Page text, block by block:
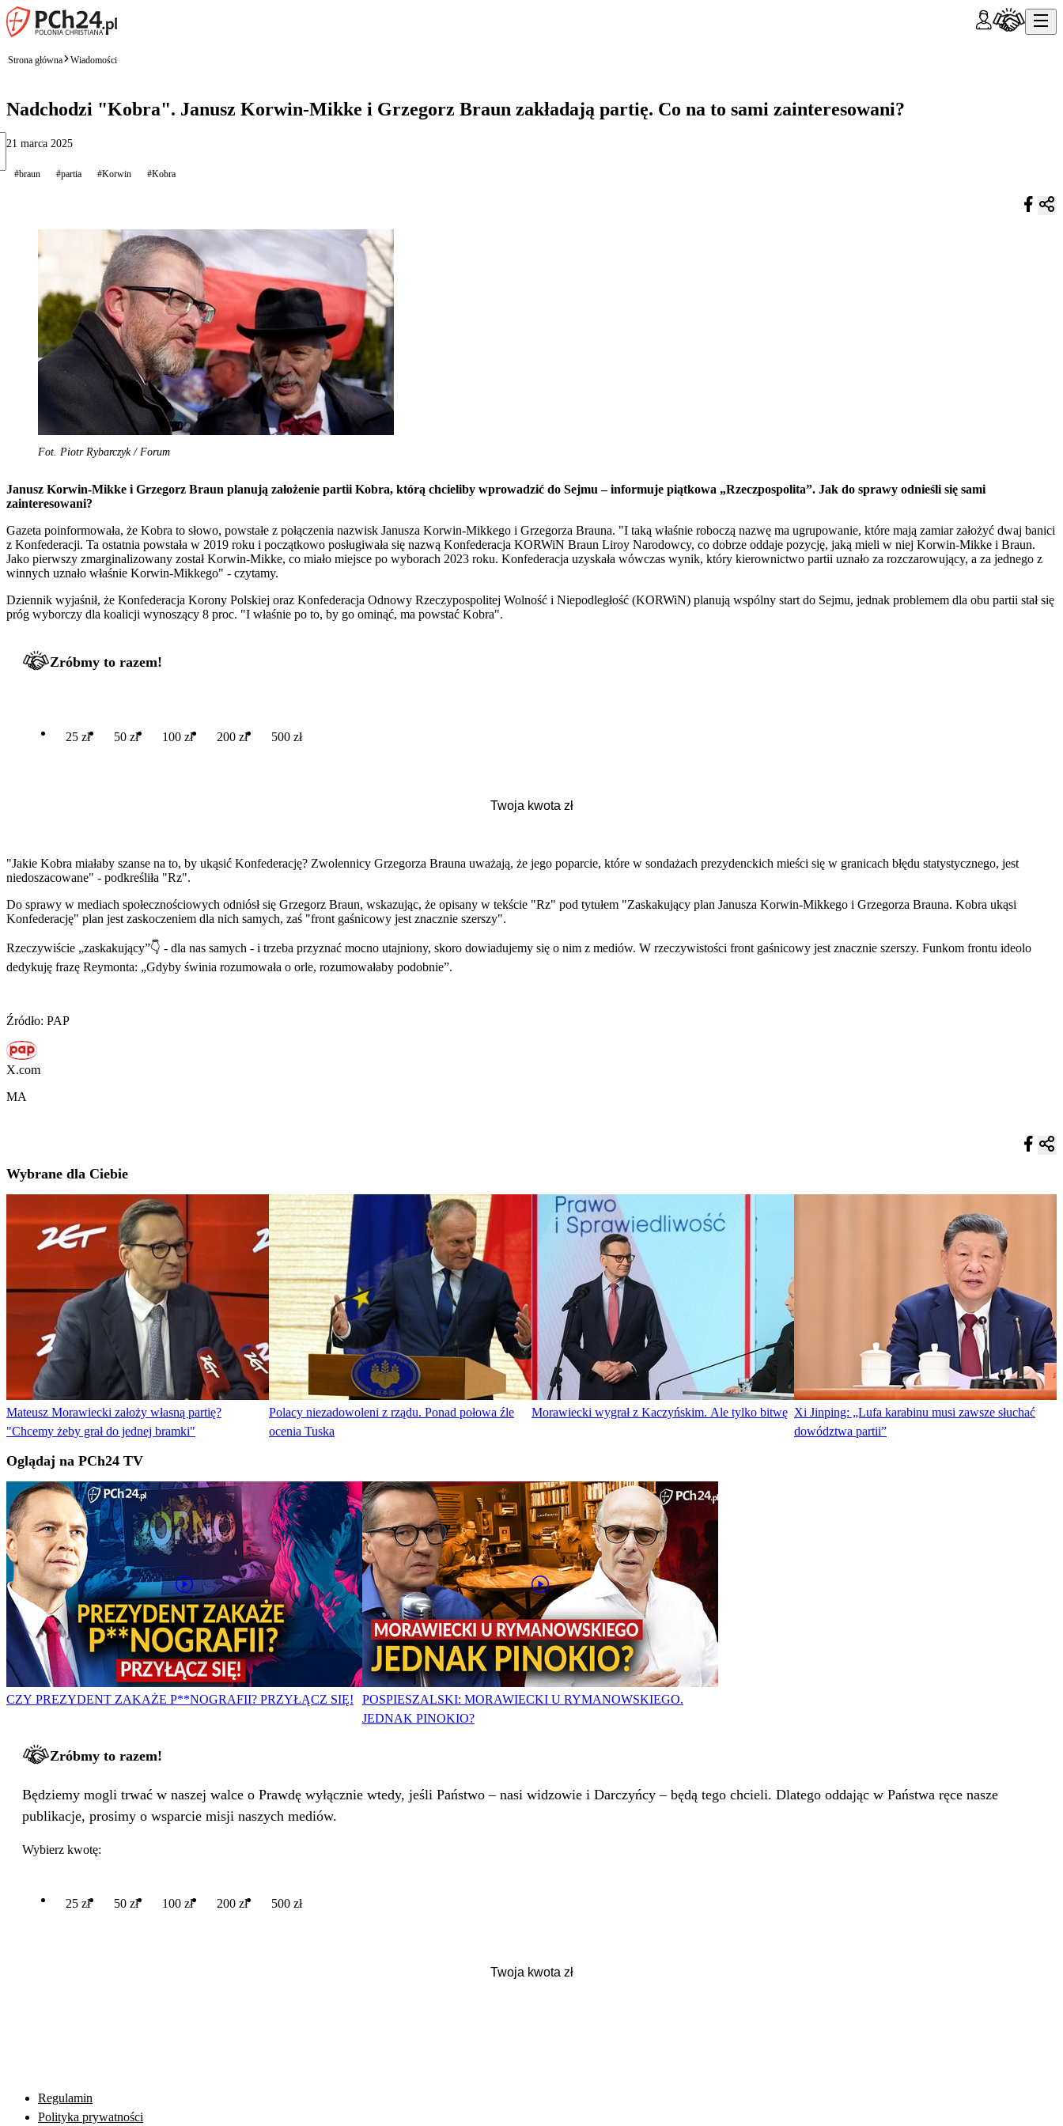
Strona główna Wiadomości
Nadchodzi "Kobra". Janusz Korwin-Mikke i Grzegorz Braun zakładają partię. Co na to sami zainteresowani?
21 marca 2025
#braun #partia #Korwin #Kobra
Fot. Piotr Rybarczyk / Forum
Janusz Korwin-Mikke i Grzegorz Braun planują założenie partii Kobra, którą chcieliby wprowadzić do Sejmu – informuje piątkowa „Rzeczpospolita”. Jak do sprawy odnieśli się sami
zainteresowani?
Gazeta poinformowała, że Kobra to słowo, powstałe z połączenia nazwisk Janusza Korwin-Mikkego i Grzegorza Brauna. "I taką właśnie roboczą nazwę ma ugrupowanie, które mają zamiar założyć dwaj banici
z Konfederacji. Ta ostatnia powstała w 2019 roku i początkowo posługiwała się nazwą Konfederacja KORWiN Braun Liroy Narodowcy, co dobrze oddaje pozycję, jaką mieli w niej Korwin-Mikke i Braun.
Jako pierwszy zmarginalizowany został Korwin-Mikke, co miało miejsce po wyborach 2023 roku. Konfederacja uzyskała wówczas wynik, który kierownictwo partii uznało za rozczarowujący, a za jednego z
winnych uznało właśnie Korwin-Mikkego" - czytamy.
Dziennik wyjaśnił, że Konfederacja Korony Polskiej oraz Konfederacja Odnowy Rzeczypospolitej Wolność i Niepodległość (KORWiN) planują wspólny start do Sejmu, jednak problemem dla obu partii stał się
próg wyborczy dla koalicji wynoszący 8 proc. "I właśnie po to, by go ominąć, ma powstać Kobra".
Zróbmy to razem!
25 zł 50 zł 100 zł 200 zł 500 zł
"Jakie Kobra miałaby szanse na to, by ukąsić Konfederację? Zwolennicy Grzegorza Brauna uważają, że jego poparcie, które w sondażach prezydenckich mieści się w granicach błędu statystycznego, jest
niedoszacowane" - podkreśliła "Rz".
Do sprawy w mediach społecznościowych odniósł się Grzegorz Braun, wskazując, że opisany w tekście "Rz" pod tytułem "Zaskakujący plan Janusza Korwin-Mikkego i Grzegorza Brauna. Kobra ukąsi
Konfederację" plan jest zaskoczeniem dla nich samych, zaś "front gaśnicowy jest znacznie szerszy".
Rzeczywiście „zaskakujący”👇 - dla nas samych - i trzeba przyznać mocno utajniony, skoro dowiadujemy się o nim z mediów. W rzeczywistości front gaśnicowy jest znacznie szerszy. Funkom frontu ideolo
dedykuję frazę Reymonta: „Gdyby świnia rozumowała o orle, rozumowałaby podobnie”.
Źródło: PAP
X.com
MA
Wybrane dla Ciebie
Mateusz Morawiecki założy własną partię?
"Chcemy żeby grał do jednej bramki"
Polacy niezadowoleni z rządu. Ponad połowa źle
ocenia Tuska
Morawiecki wygrał z Kaczyńskim. Ale tylko bitwę Xi Jinping: „Lufa karabinu musi zawsze słuchać
dowództwa partii”
Oglądaj na PCh24 TV
CZY PREZYDENT ZAKAŻE P**NOGRAFII? PRZYŁĄCZ SIĘ!
POSPIESZALSKI: MORAWIECKI U RYMANOWSKIEGO.
JEDNAK PINOKIO?
Zróbmy to razem!
Będziemy mogli trwać w naszej walce o Prawdę wyłącznie wtedy, jeśli Państwo – nasi widzowie i Darczyńcy – będą tego chcieli. Dlatego oddając w Państwa ręce nasze
publikacje, prosimy o wsparcie misji naszych mediów.
Wybierz kwotę:
25 zł 50 zł 100 zł 200 zł 500 zł
Regulamin
Polityka prywatności